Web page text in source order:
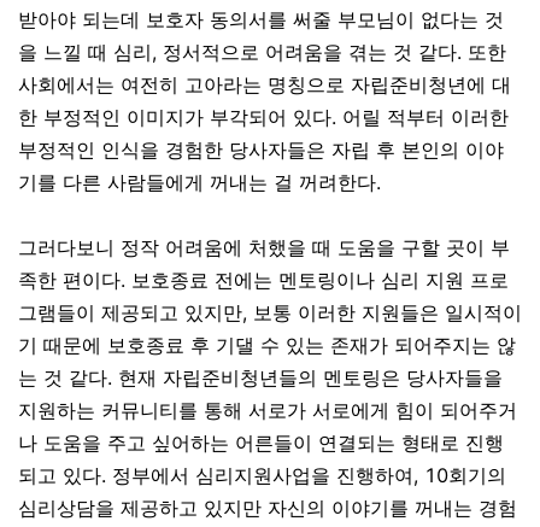
받아야 되는데 보호자 동의서를 써줄 부모님이 없다는 것
을 느낄 때 심리, 정서적으로 어려움을 겪는 것 같다. 또한
사회에서는 여전히 고아라는 명칭으로 자립준비청년에 대
한 부정적인 이미지가 부각되어 있다. 어릴 적부터 이러한
부정적인 인식을 경험한 당사자들은 자립 후 본인의 이야
기를 다른 사람들에게 꺼내는 걸 꺼려한다.
그러다보니 정작 어려움에 처했을 때 도움을 구할 곳이 부
족한 편이다. 보호종료 전에는 멘토링이나 심리 지원 프로
그램들이 제공되고 있지만, 보통 이러한 지원들은 일시적이
기 때문에 보호종료 후 기댈 수 있는 존재가 되어주지는 않
는 것 같다. 현재 자립준비청년들의 멘토링은 당사자들을
지원하는 커뮤니티를 통해 서로가 서로에게 힘이 되어주거
나 도움을 주고 싶어하는 어른들이 연결되는 형태로 진행
되고 있다. 정부에서 심리지원사업을 진행하여, 10회기의
심리상담을 제공하고 있지만 자신의 이야기를 꺼내는 경험